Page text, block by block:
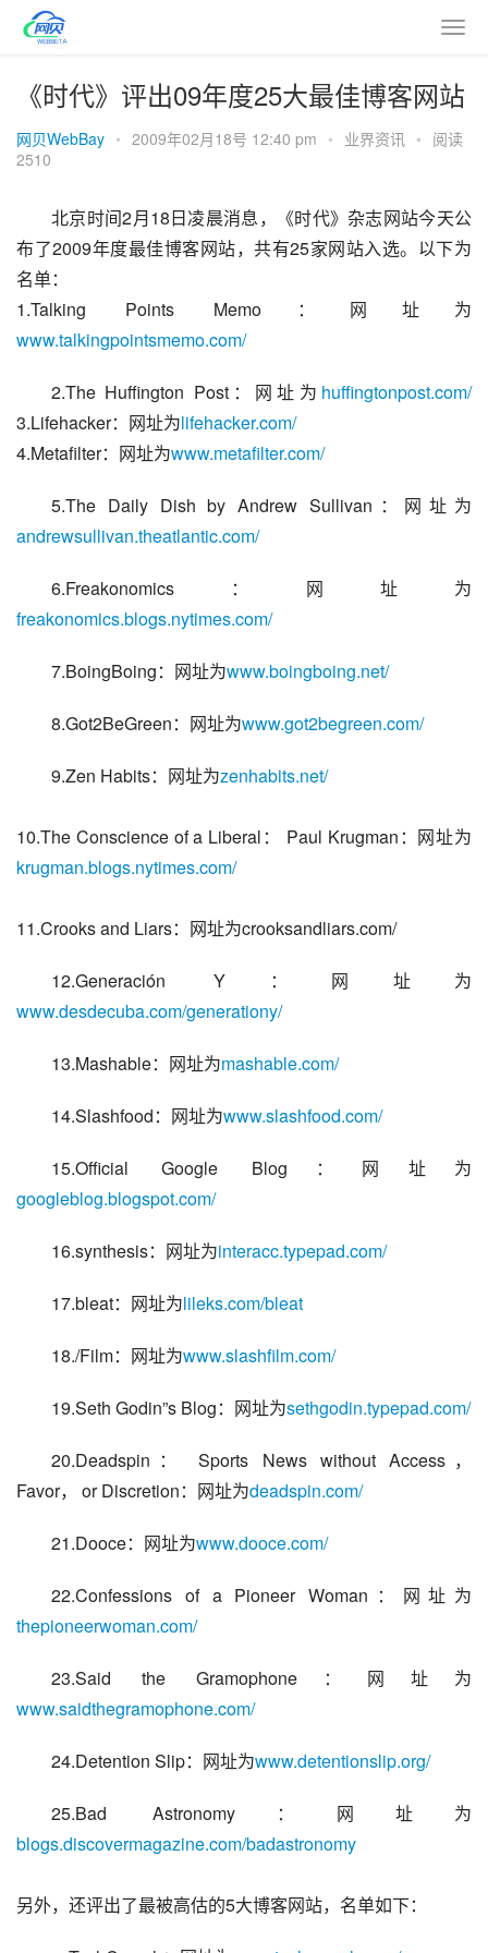
《时代》评出09年度25大最佳博客网站
网贝WebBay • 2009年02月18号 12:40 pm • 业界资讯 • 阅读
2510
北京时间2月18日凌晨消息，《时代》杂志网站今天公
布了2009年度最佳博客网站，共有25家网站入选。以下为
名单：
1.Talking Points Memo：网址为
www.talkingpointsmemo.com/
2.The Huffington Post：网址为 huffingtonpost.com/
3.Lifehacker：网址为lifehacker.com/
4.Metafilter：网址为www.metafilter.com/
5.The Daily Dish by Andrew Sullivan：网址为
andrewsullivan.theatlantic.com/
6.Freakonomics：网址为
freakonomics.blogs.nytimes.com/
7.BoingBoing：网址为www.boingboing.net/
8.Got2BeGreen：网址为www.got2begreen.com/
9.Zen Habits：网址为zenhabits.net/
10.The Conscience of a Liberal： Paul Krugman：网址为
krugman.blogs.nytimes.com/
11.Crooks and Liars：网址为crooksandliars.com/
12.Generación Y：网址为
www.desdecuba.com/generationy/
13.Mashable：网址为mashable.com/
14.Slashfood：网址为www.slashfood.com/
15.Official Google Blog：网址为
googleblog.blogspot.com/
16.synthesis：网址为interacc.typepad.com/
17.bleat：网址为lileks.com/bleat
18./Film：网址为www.slashfilm.com/
19.Seth Godin”s Blog：网址为sethgodin.typepad.com/
20.Deadspin： Sports News without Access，
Favor， or Discretion：网址为deadspin.com/
21.Dooce：网址为www.dooce.com/
22.Confessions of a Pioneer Woman：网址为
thepioneerwoman.com/
23.Said the Gramophone：网址为
www.saidthegramophone.com/
24.Detention Slip：网址为www.detentionslip.org/
25.Bad Astronomy：网址为
blogs.discovermagazine.com/badastronomy
另外，还评出了最被高估的5大博客网站，名单如下：